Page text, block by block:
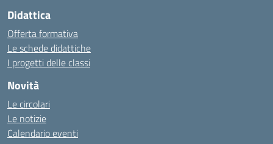
Didattica
Offerta formativa
Le schede didattiche
I progetti delle classi
Novità
Le circolari
Le notizie
Calendario eventi